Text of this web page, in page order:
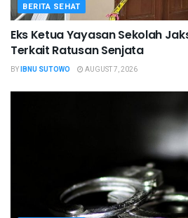
BERITA SEHAT
Eks Ketua Yayasan Sekolah
Terkait Ratusan Senjata
BYIBNU SUTOWO AUGUST 7, 2026